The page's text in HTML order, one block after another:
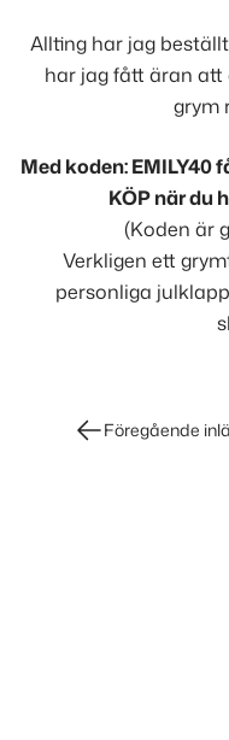
Allting har jag
har jag fått äran att
grym
Med koden:EMILY40
KÖP när du
(Koden är
Verkligen ett
personliga
Inläggsnavigering
Föregående